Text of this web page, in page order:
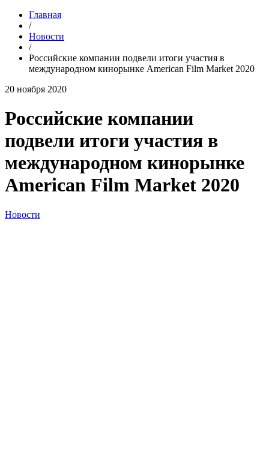
Главная
/
Новости
/
Российские компании подвели итоги участия в
международном кинорынке American Film Market 2020
20 ноября 2020
Российские компании
подвели итоги участия в
международном кинорынке
American Film Market 2020
Новости